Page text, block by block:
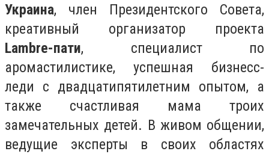
Украина, член Президентского Совета,
креативный организатор проекта
Lambre-пати, специалист по
аромастилистике, успешная бизнесс-
леди с двадцатипятилетним опытом, а
также счастливая мама троих
замечательных детей. В живом общении,
ведущие эксперты в своих областях